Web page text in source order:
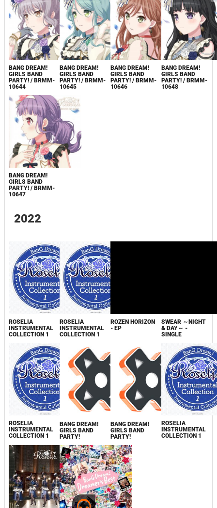
BANG DREAM!
GIRLS BAND
PARTY! / BRMM-
10644
BANG DREAM!
GIRLS BAND
PARTY! / BRMM-
10645
BANG DREAM!
GIRLS BAND
PARTY! / BRMM-
10646
BANG DREAM!
GIRLS BAND
PARTY! / BRMM-
10648
BANG DREAM!
GIRLS BAND
PARTY! / BRMM-
10647
2022
ROSELIA
INSTRUMENTAL
COLLECTION 1
ROSELIA
INSTRUMENTAL
COLLECTION 1
ROZEN HORIZON
- EP
SWEAR ～NIGHT
& DAY～ -
SINGLE
ROSELIA
INSTRUMENTAL
COLLECTION 1
BANG DREAM!
GIRLS BAND
PARTY!
BANG DREAM!
GIRLS BAND
PARTY!
ROSELIA
INSTRUMENTAL
COLLECTION 1